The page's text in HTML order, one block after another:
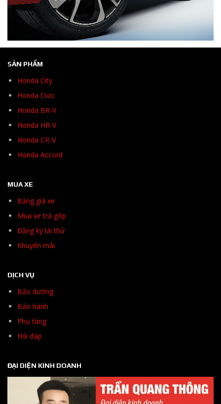
SẢN PHẨM
Honda City
Honda Civic
Honda BR-V
Honda HR-V
Honda CR-V
Honda Accord
MUA XE
Bảng giá xe
Mua xe trả góp
Đăng ký lái thử
Khuyến mãi
DỊCH VỤ
Bảo dưỡng
Bảo hành
Phụ tùng
Hỏi đáp
ĐẠI DIỆN KINH DOANH